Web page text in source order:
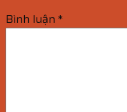
Bình luận *